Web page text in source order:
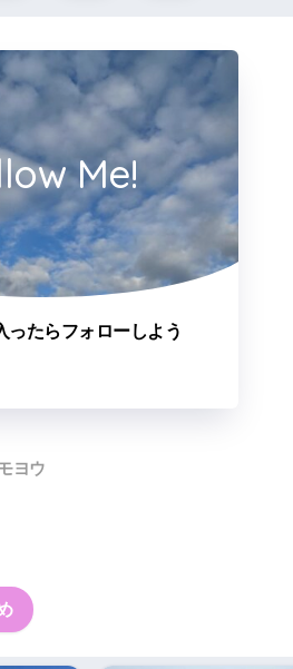
Me!
ったらフォローしよう
ヨウ